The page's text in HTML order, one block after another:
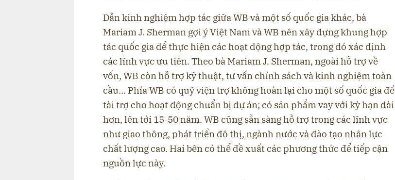
Dẫn kinh nghiệm hợp tác giữa WB và một số quốc gia khác, bà
Mariam J. Sherman gợi ý Việt Nam và WB nên xây dựng khung hợp
tác quốc gia để thực hiện các hoạt động hợp tác, trong đó xác định
các lĩnh vực ưu tiên. Theo bà Mariam J. Sherman, ngoài hỗ trợ về
vốn, WB còn hỗ trợ kỹ thuật, tư vấn chính sách và kinh nghiệm toàn
cầu... Phía WB có quỹ viện trợ không hoàn lại cho một số quốc gia để
tài trợ cho hoạt động chuẩn bị dự án; có sản phẩm vay với kỳ hạn dài
hơn, lên tới 15-50 năm. WB cũng sẵn sàng hỗ trợ trong các lĩnh vực
như giao thông, phát triển đô thị, ngành nước và đào tạo nhân lực
chất lượng cao. Hai bên có thể đề xuất các phương thức để tiếp cận
nguồn lực này.